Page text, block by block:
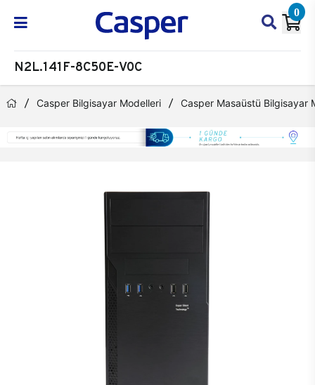
0
N2L.141F-8C50E-V0C
Casper Bilgisayar Modelleri Casper Masaüstü Bilgisayar